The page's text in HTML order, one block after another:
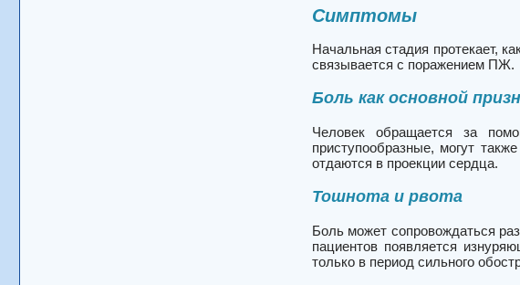
Симптомы
Начальная стадия протекает,
связывается с поражением ПЖ.
Боль как основной
Человек обращается за
приступообразные, могут
отдаются в проекции сердца.
Тошнота и рвота
Боль может сопровождаться
пациентов появляется
только в период сильного